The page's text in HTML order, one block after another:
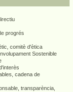
progrés
comitè d'ètica
Sostenible
cadena de
transparència,